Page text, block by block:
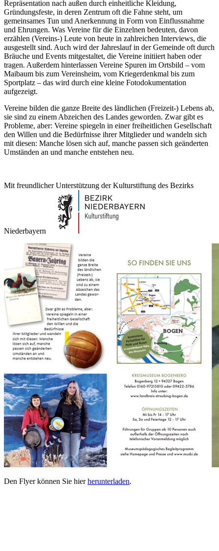
Repräsentation nach außen durch einheitliche Kleidung,
Gründungsfeste, in deren Zentrum oft die Fahne steht, um
gemeinsames Tun und Anerkennung in Form von Einflussnahme
und Ehrungen. Was Vereine für die Einzelnen bedeuten, davon
erzählen (Vereins-) Leute von heute in zahlreichen Interviews, die
ausgestellt sind. Auch wird der Jahreslauf in der Gemeinde oft durch
Bräuche und Events mitgestaltet, die Vereine initiiert haben oder
tragen. Außerdem hinterlassen Vereine Spuren im Ortsbild – vom
Maibaum bis zum Vereinsheim, vom Kriegerdenkmal bis zum
Sportplatz – das wird durch eine kleine Fotodokumentation
aufgezeigt.
Vereine bilden die ganze Breite des ländlichen (Freizeit-) Lebens ab,
sie sind zu einem Abzeichen des Landes geworden. Zwar gibt es
Probleme, aber: Vereine spiegeln in einer freiheitlichen Gesellschaft
den Willen und die Bedürfnisse ihrer Mitglieder und wandeln sich
mit diesen: Manche lösen sich auf, manche passen sich geänderten
Umständen an und manche entstehen neu.
Mit freundlicher Unterstützung der Kulturstiftung des Bezirks
Niederbayern
Den Flyer können Sie hierherunterladen.